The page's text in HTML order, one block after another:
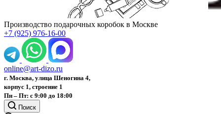
Производство подарочных коробок в Москве
+7 (925) 976-16-00
online@art-dizo.ru
г. Москва, улица Шеногина 4,
корпус 1, строение 1
Пн – Пт: с 9:00 до 18:00
Поиск